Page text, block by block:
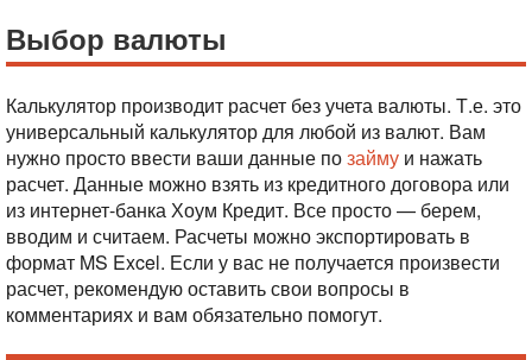
Выбор валюты
Калькулятор производит расчет без учета валюты. Т.е. это
универсальный калькулятор для любой из валют. Вам
нужно просто ввести ваши данные позайму и нажать
расчет. Данные можно взять из кредитного договора или
из интернет-банка Хоум Кредит. Все просто — берем,
вводим и считаем. Расчеты можно экспортировать в
формат MS Excel. Если у вас не получается произвести
расчет, рекомендую оставить свои вопросы в
комментариях и вам обязательно помогут.